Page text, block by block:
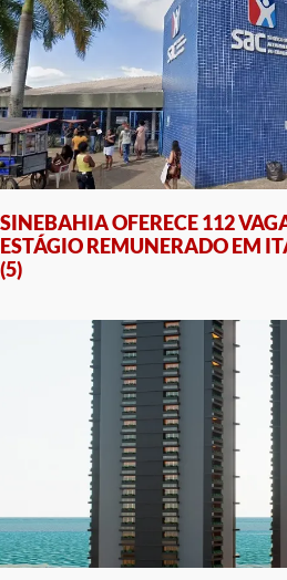
SINEBAHIA OFERECE 112
ESTÁGIO REMUNERADO EM
(5)